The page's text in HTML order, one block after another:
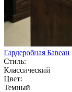
Гардеробная Бавеан
Стиль:
Классический
Цвет:
Темный